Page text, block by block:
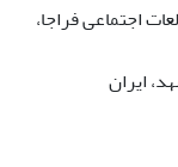
اجتماعی فراجا،
ایران